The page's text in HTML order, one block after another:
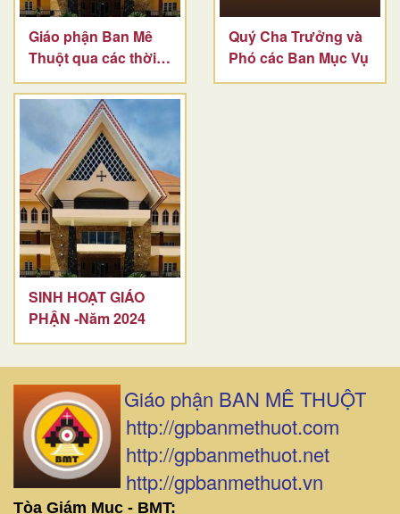
Giáo phận Ban Mê
Thuột qua các thời
kỳ
Quý Cha Trưởng và
Phó các Ban Mục Vụ
SINH HOẠT GIÁO
PHẬN -Năm 2024
Giáo phận BAN MÊ THUỘT
http://gpbanmethuot.com
http://gpbanmethuot.net
http://gpbanmethuot.vn
Tòa Giám Mục - BMT: